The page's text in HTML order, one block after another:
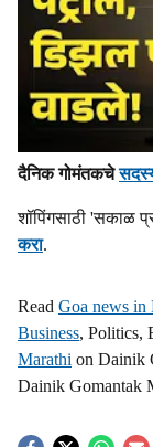
दैनिक गोमंतकचे
शॉपिंगसाठी 'सकाळ
करा.
Read Goa news in
Business, Politics,
Marathi on Dainik
Dainik Gomantak